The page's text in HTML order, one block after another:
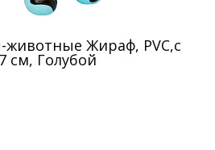
животные Жираф, PVC,с
см, Голубой